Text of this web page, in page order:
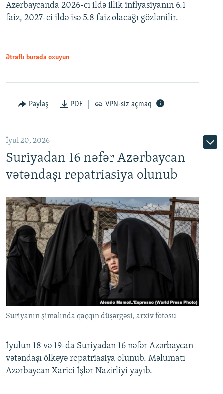
Auto
360p
480p
Azərbaycanda 2026-cı ildə illik inflyasiyanın 6.1
faiz, 2027-ci ildə isə 5.8 faiz olacağı gözlənilir.
Ətraflı burada oxuyun
Paylaş PDF VPN-siz açmaq
İyul 20, 2026
Suriyadan 16 nəfər Azərbaycan
vətəndaşı repatriasiya olunub
Suriyanın şimalında qaçqın düşərgəsi, arxiv fotosu
İyulun 18 və 19-da Suriyadan 16 nəfər Azərbaycan
vətəndaşı ölkəyə repatriasiya olunub. Məlumatı
Azərbaycan Xarici İşlər Nazirliyi yayıb.